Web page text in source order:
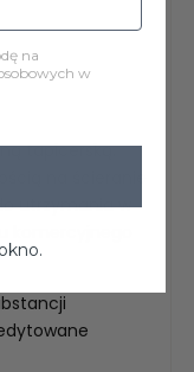
tapicerską.
na ścieranie
utrzymania w
na
w